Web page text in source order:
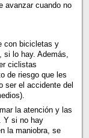
avanzar cuando no
con bicicletas y
si lo hay. Además,
ciclistas
de riesgo que les
ser el accidente del
la atención y las
Y si no hay
la maniobra, se